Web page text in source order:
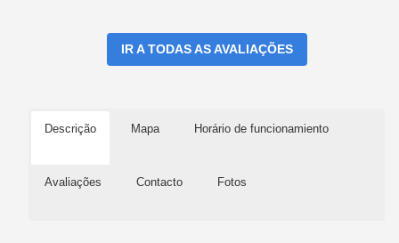
IR A TODAS AS AVALIAÇÕES
Descrição Mapa Horário de funcionamiento
Avaliações Contacto Fotos